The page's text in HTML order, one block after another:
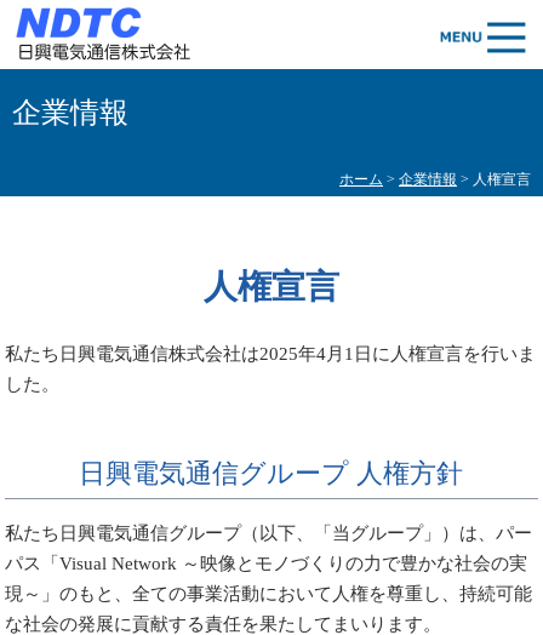
企業情報
ホーム > 企業情報 > 人権宣言
人権宣言
私たち日興電気通信株式会社は2025年4月1日に人権宣言を行いま
した。
日興電気通信グループ 人権方針
私たち日興電気通信グループ（以下、「当グループ」）は、パー
パス「Visual Network ～映像とモノづくりの力で豊かな社会の実
現～」のもと、全ての事業活動において人権を尊重し、持続可能
な社会の発展に貢献する責任を果たしてまいります。